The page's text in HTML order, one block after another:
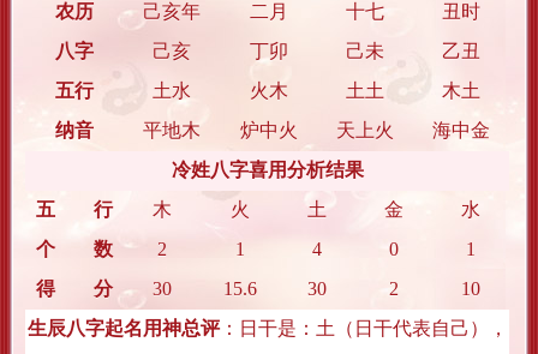
农历
己亥年 二月 十七
丑时
八字
己亥 丁卯 己未
乙丑
五行
土水 火木 土土
木土
纳音
平地木 炉中火 天上火
海中金
冷姓八字喜用分析结果
五 行
木 火 土 金
水
个 数
2 1 4 0
1
得 分
30 15.6 30 2
10
生辰八字起名用神总评：日干是： 土 （日干代表自己），